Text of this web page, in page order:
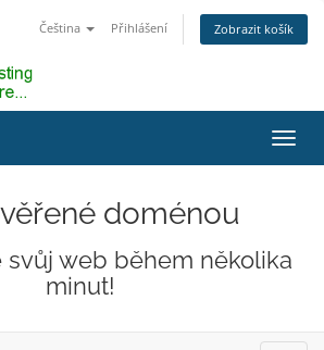
Čeština Přihlášení Zobrazit košík
doménou
web během několika
minut!